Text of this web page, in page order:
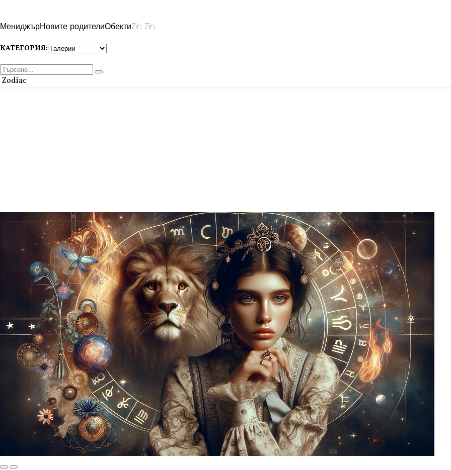
МениджърНовите родителиОбектиZin Zin
КАТЕГОРИЯ:
Zodiac